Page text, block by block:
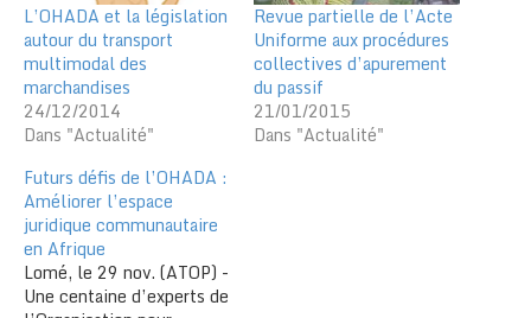
L’OHADA et la législation
autour du transport
multimodal des
marchandises
24/12/2014
Dans "Actualité"
Revue partielle de l’Acte
Uniforme aux procédures
collectives d’apurement
du passif
21/01/2015
Dans "Actualité"
Futurs défis de l’OHADA :
Améliorer l’espace
juridique communautaire
en Afrique
Lomé, le 29 nov. (ATOP) -
Une centaine d’experts de